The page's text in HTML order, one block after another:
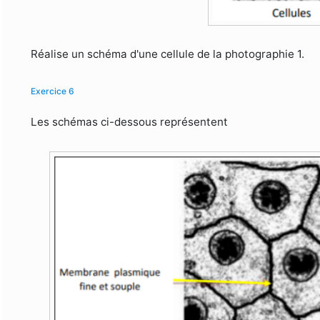
Réalise un schéma d'une cellule de la photographie 1.
Exercice 6
Les schémas ci-dessous représentent